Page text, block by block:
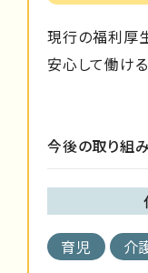
現行の福利厚
安心して働け
今後の取り組
育児 介